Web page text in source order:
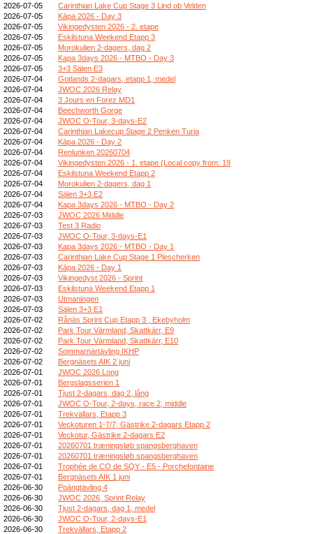
2026-07-05
Carinthian Lake Cup Stage 3 Lind ob Velden
2026-07-05
Kāpa 2026 - Day 3
2026-07-05
Vikingedysten 2026 - 2. etape
2026-07-05
Eskilstuna Weekend Etapp 3
2026-07-05
Morokulien 2-dagers, dag 2
2026-07-05
Kapa 3days 2026 - MTBO - Day 3
2026-07-05
3+3 Sälen E3
2026-07-04
Gotlands 2-dagars, etapp 1, medel
2026-07-04
JWOC 2026 Relay
2026-07-04
3 Jours en Forez MD1
2026-07-04
Beechworth Gorge
2026-07-04
JWOC O-Tour, 3-days-E2
2026-07-04
Carinthian Lakecup Stage 2 Penken Turia
2026-07-04
Kāpa 2026 - Day 2
2026-07-04
Renlunken 20260704
2026-07-04
Vikingedysten 2026 - 1. etape (Local copy from: 19
2026-07-04
Eskilstuna Weekend Etapp 2
2026-07-04
Morokulien 2-dagers, dag 1
2026-07-04
Sälen 3+3 E2
2026-07-04
Kapa 3days 2026 - MTBO - Day 2
2026-07-03
JWOC 2026 Middle
2026-07-03
Test 3 Radio
2026-07-03
JWOC O-Tour, 3-days-E1
2026-07-03
Kapa 3days 2026 - MTBO - Day 1
2026-07-03
Carinthian Lake Cup Stage 1 Plescherken
2026-07-03
Kāpa 2026 - Day 1
2026-07-03
Vikingedyst 2026 - Sprint
2026-07-03
Eskilstuna Weekend Etapp 1
2026-07-03
Utmaningen
2026-07-03
Sälen 3+3 E1
2026-07-02
Rånäs Sprint Cup Etapp 3 , Ekebyholm
2026-07-02
Park Tour Värmland, Skattkärr, E9
2026-07-02
Park Tour Värmland, Skattkärr, E10
2026-07-02
Sommarnärtävling IKHP
2026-07-02
Bergnäsets AIK 2 juni
2026-07-01
JWOC 2026 Long
2026-07-01
Bergslagsserien 1
2026-07-01
Tjust 2-dagars, dag 2, lång
2026-07-01
JWOC O-Tour, 2-days, race 2, middle
2026-07-01
Trekvällars, Etapp 3
2026-07-01
Veckoturen 1-7/7, Gästrike 2-dagars Etapp 2
2026-07-01
Veckotur, Gästrike 2-dagars E2
2026-07-01
20260701 træningsløb spangsberghaven
2026-07-01
20260701 træningsløb spangsberghaven
2026-07-01
Trophée de CO de SQY - E5 - Porchefontaine
2026-07-01
Bergnäsets AIK 1 juni
2026-06-30
Poängtävling 4
2026-06-30
JWOC 2026, Sprint Relay
2026-06-30
Tjust 2-dagars, dag 1, medel
2026-06-30
JWOC O-Tour, 2-days-E1
2026-06-30
Trekvällars, Etapp 2